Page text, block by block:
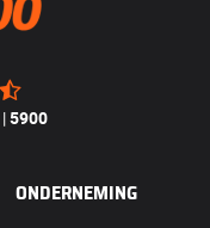
|5900
ONDERNEMING